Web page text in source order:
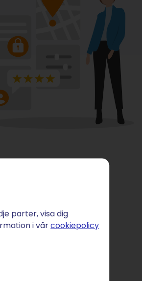
parter, visa dig
i vårcookiepolicy